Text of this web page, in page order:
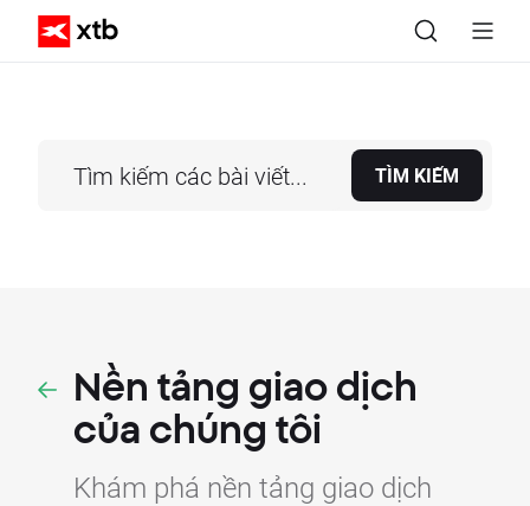
TÌM KIẾM
Nền tảng giao dịch
của chúng tôi
Khám phá nền tảng giao dịch